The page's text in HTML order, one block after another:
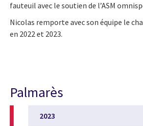
fauteuil avec le soutien de l’ASM
Nicolas remporte avec son équipe le
en 2022 et 2023.
Palmarès
2023